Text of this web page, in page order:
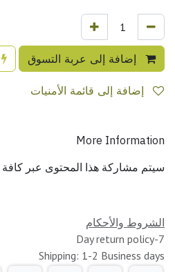
إضافة إلى عربة التسوق
More Information
سيتم مشاركة هذا المحتوى عبر
الشروط والأحكام
7-Day return policy
Shipping: 1-2 Business days